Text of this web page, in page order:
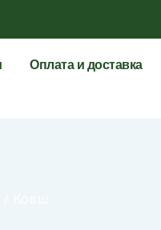
Оплата и доставка